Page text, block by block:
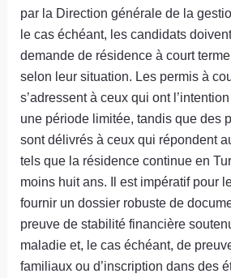
par la Direction générale de la
le cas échéant, les candidats
demande de résidence à court
selon leur situation. Les permis à
s’adressent à ceux qui ont
une période limitée, tandis que des
sont délivrés à ceux qui répondent
tels que la résidence continue en
moins huit ans. Il est impératif pour
fournir un dossier robuste de
preuve de stabilité financière
maladie et, le cas échéant, de
familiaux ou d’inscription dans des